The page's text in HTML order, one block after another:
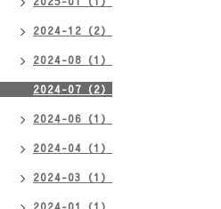
2024-12（2）
2024-08（1）
2024-07（2）
2024-06（1）
2024-04（1）
2024-03（1）
2024-01（1）